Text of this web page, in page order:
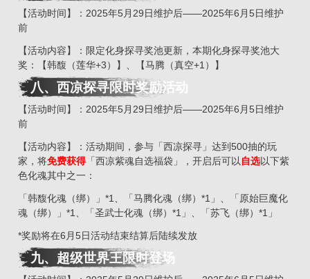
【活动时间】：2025年5月29日维护后——2025年6月5日维护
前
【活动内容】：限定化身探寻奖池更新，本期化身探寻奖池大
奖：【韩馥（莲华+3）】、【马腾（真空+1）】
八、 西凉探寻限时奖励活动
【活动时间】：2025年5月29日维护后——2025年6月5日维护
前
【活动内容】：活动期间，参与「西凉探寻」达到500抽的玩
家，将免费获得「西凉紫魂自选福袋」，开启后可以 自选以下紫
色化魂其中之一：
「韩馥化魂（绑）」*1、「马腾化魂（绑）*1」、「原始巨魔化
魂（绑）」*1、「圣武士化魂（绑）*1」、「苏飞（绑）*1」
*奖励将在6月5日活动结束结算后陆续发放
九、 超级世界王限时登场